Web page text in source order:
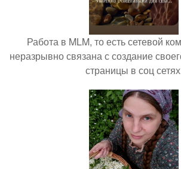
Работа в MLM, то есть сетевой
неразрывно связана с создание
страницы в соц